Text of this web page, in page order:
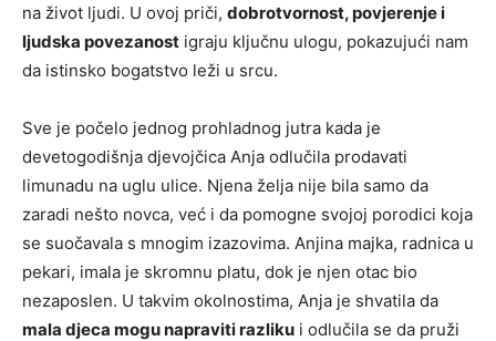
na život ljudi. U ovoj priči, dobrotvornost, povjerenje i
ljudska povezanost igraju ključnu ulogu, pokazujući nam
da istinsko bogatstvo leži u srcu.
Sve je počelo jednog prohladnog jutra kada je
devetogodišnja djevojčica Anja odlučila prodavati
limunadu na uglu ulice. Njena želja nije bila samo da
zaradi nešto novca, već i da pomogne svojoj porodici koja
se suočavala s mnogim izazovima. Anjina majka, radnica u
pekari, imala je skromnu platu, dok je njen otac bio
nezaposlen. U takvim okolnostima, Anja je shvatila da
mala djeca mogu napraviti razliku i odlučila se da pruži